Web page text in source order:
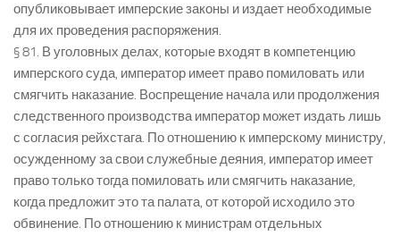
опубликовывает имперские законы и издает необходимые
для их проведения распоряжения.
§ 81. В уголовных делах, которые входят в компетенцию
имперского суда, император имеет право помиловать или
смягчить наказание. Воспрещение начала или продолжения
следственного производства император может издать лишь
с согласия рейхстага. По отношению к имперскому министру,
осужденному за свои служебные деяния, император имеет
право только тогда помиловать или смягчить наказание,
когда предложит это та палата, от которой исходило это
обвинение. По отношению к министрам отдельных